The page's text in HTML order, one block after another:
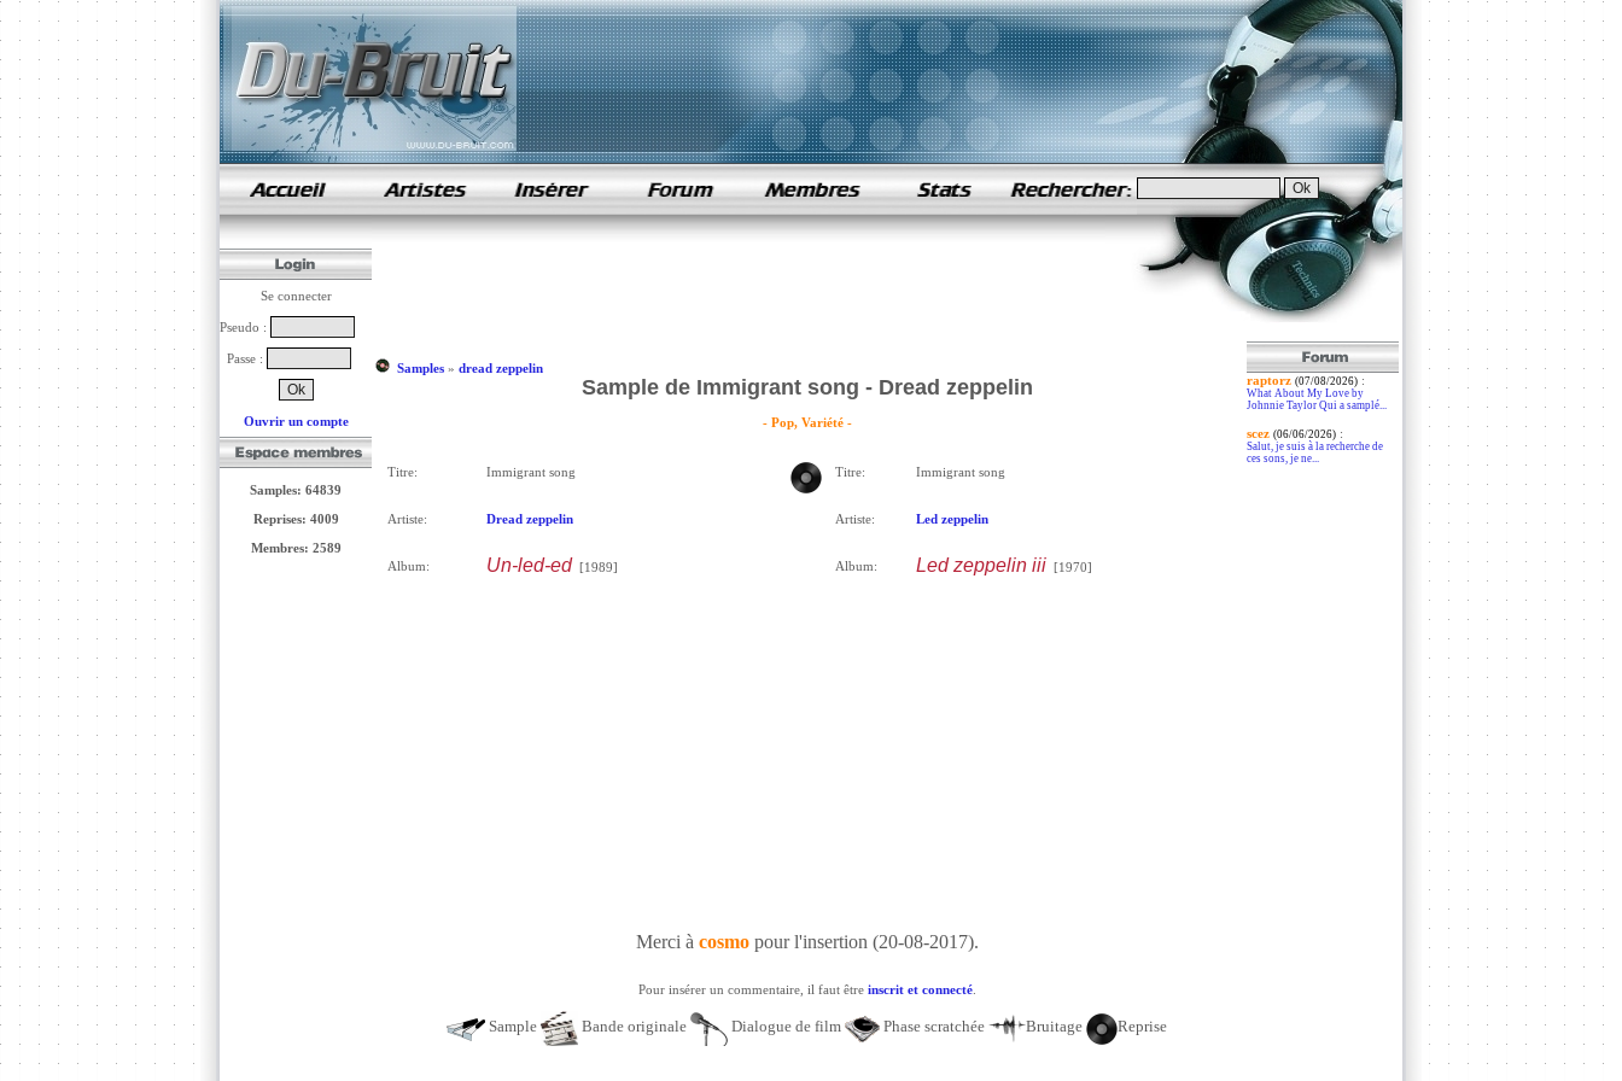
samples de rap
Se connecter
Pseudo :
Passe :
Ouvrir un compte
Samples: 64839
Reprises: 4009
Membres: 2589
Samples» dread zeppelin
Sample de Immigrant song - Dread zeppelin
- Pop, Variété -
Titre: Immigrant song
Artiste: Dread zeppelin
Album: Un-led-ed[1989]
Titre: Immigrant song
Artiste: Led zeppelin
Album: Led zeppelin iii[1970]
Merci à cosmopour l'insertion (20-08-2017).
Pour insérer un commentaire, il faut être inscrit et connecté.
Sample Bande originale Dialogue de film Phase scratchée Bruitage Reprise
raptorz (07/08/2026):
What About My Love by
Johnnie Taylor Qui a samplé...
scez (06/06/2026):
Salut, je suis à la recherche de
ces sons, je ne...